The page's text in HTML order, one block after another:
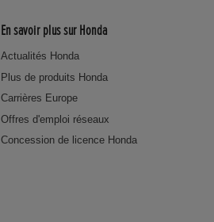
En savoir plus sur Honda
Actualités Honda
Plus de produits Honda
Carrières Europe
Offres d'emploi réseaux
Concession de licence Honda